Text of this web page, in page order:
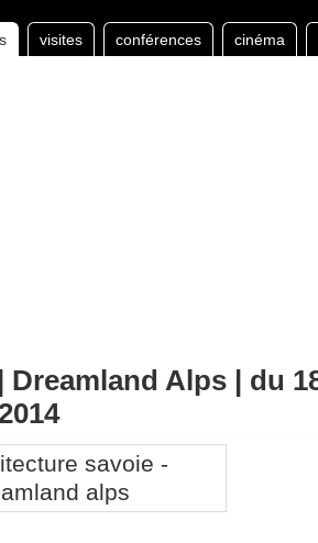
visites conférences cinéma
Alps | du